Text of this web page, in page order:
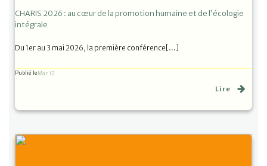
CHARIS 2026 : au cœur de la promotion humaine et de l’écologie
intégrale
Du 1er au 3 mai 2026, la première conférence[…]
Publié leMar 12
Lire